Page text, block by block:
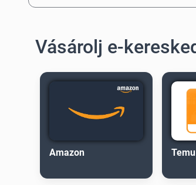
Vásárolj e-
Amazon